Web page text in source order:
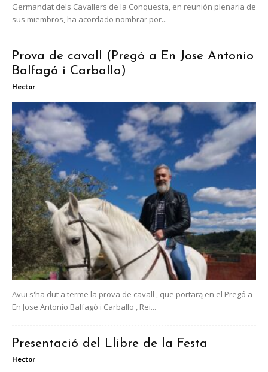
Germandat dels Cavallers de la Conquesta, en reunión plenaria de
sus miembros, ha acordado nombrar por...
Prova de cavall (Pregó a En Jose Antonio
Balfagó i Carballo)
Hector
Avui s'ha dut a terme la prova de cavall , que portarą en el Pregó a
En Jose Antonio Balfagó i Carballo , Rei...
Presentació del Llibre de la Festa
Hector